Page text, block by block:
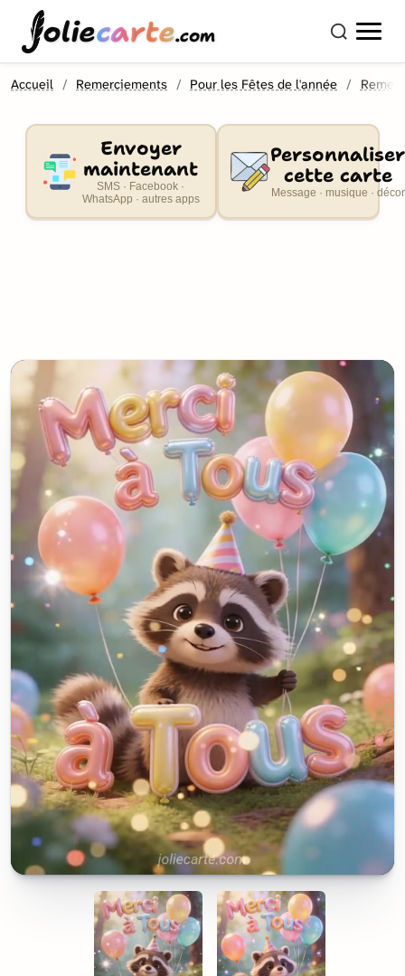
oliecarte.com
Accueil Remerciements Pour les Fêtes de l'année
Envoyer
maintenant
SMS · Facebook ·
WhatsApp · autres apps
Personnaliser
cette carte
Message · musique · décor